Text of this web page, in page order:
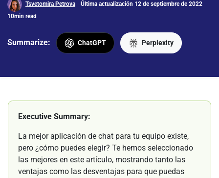
Tsvetomira Petrova
Última actualización 12 de septiembre de 2022
10min read
Summarize: ChatGPT Perplexity
Executive Summary:
La mejor aplicación de chat para tu equipo existe,
pero ¿cómo puedes elegir? Te hemos seleccionado
las mejores en este artículo, mostrando tanto las
ventajas como las desventajas para que puedas